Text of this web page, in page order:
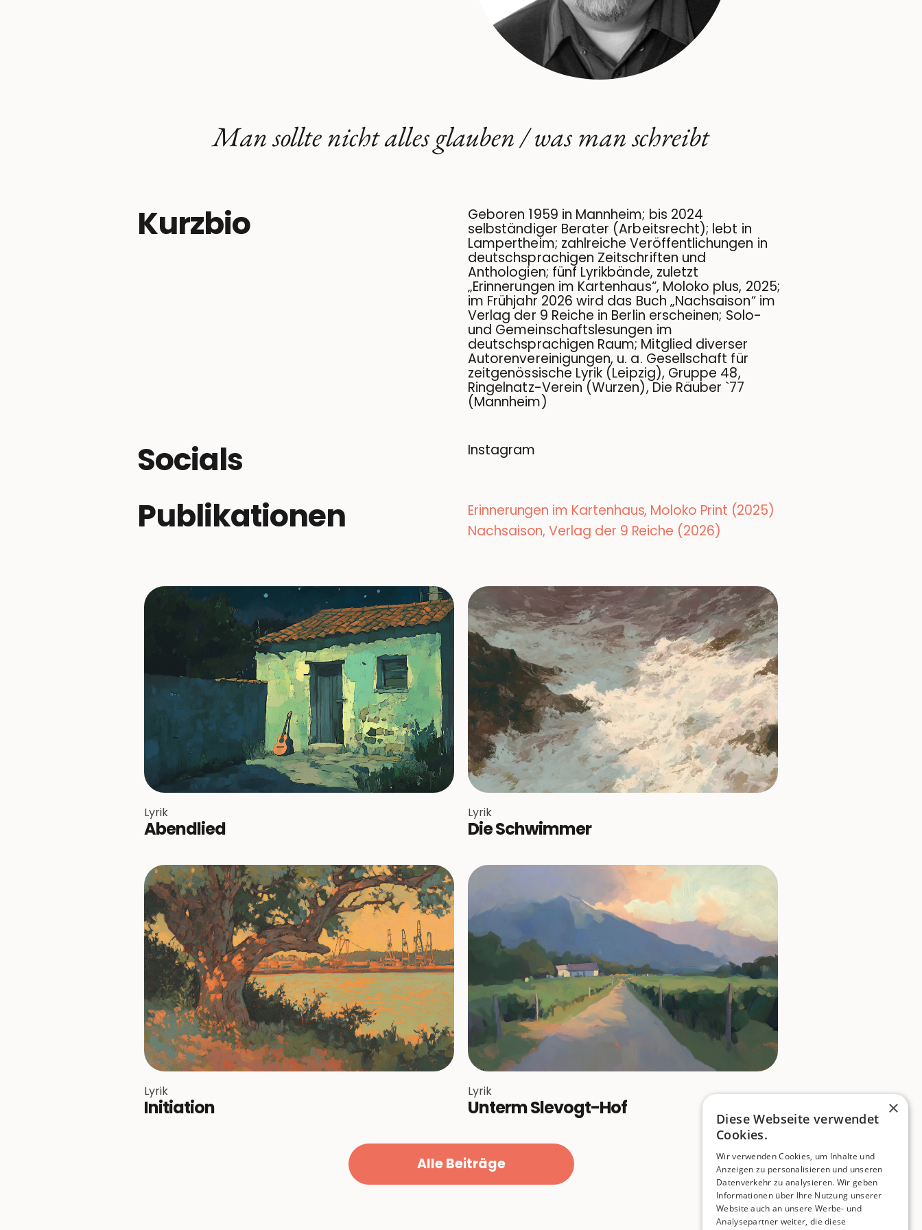
Man sollte nicht alles glauben / was man schreibt
Kurzbio Geboren 1959 in Mannheim; bis 2024
selbständiger Berater (Arbeitsrecht); lebt in
Lampertheim; zahlreiche Veröffentlichungen in
deutschsprachigen Zeitschriften und
Anthologien; fünf Lyrikbände, zuletzt
„Erinnerungen im Kartenhaus“, Moloko plus, 2025;
im Frühjahr 2026 wird das Buch „Nachsaison“ im
Verlag der 9 Reiche in Berlin erscheinen; Solo-
und Gemeinschaftslesungen im
deutschsprachigen Raum; Mitglied diverser
Autorenvereinigungen, u. a. Gesellschaft für
zeitgenössische Lyrik (Leipzig), Gruppe 48,
Ringelnatz-Verein (Wurzen), Die Räuber `77
(Mannheim)
Socials Instagram
Publikationen
Erinnerungen im Kartenhaus, Moloko Print (2025)
Nachsaison, Verlag der 9 Reiche (2026)
Lyrik
Abendlied
Lyrik
Die Schwimmer
Lyrik
Initiation
Lyrik
Unterm Slevogt-Hof
Alle Beiträge
×
Diese Webseite verwendet
Cookies.
Wir verwenden Cookies, um Inhalte und
Anzeigen zu personalisieren und unseren
Datenverkehr zu analysieren. Wir geben
Informationen über Ihre Nutzung unserer
Website auch an unsere Werbe- und
Analysepartner weiter, die diese